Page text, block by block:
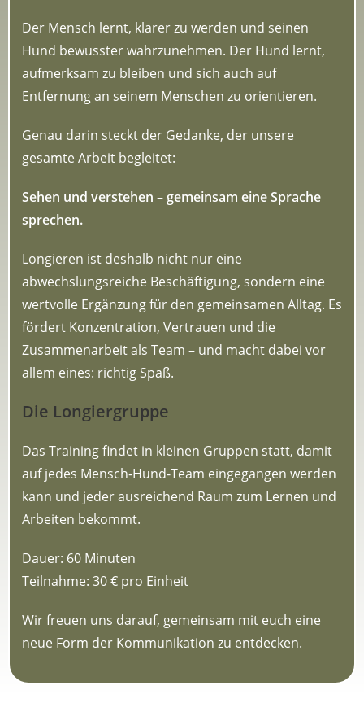
Der Mensch lernt, klarer zu werden und seinen
Hund bewusster wahrzunehmen. Der Hund lernt,
aufmerksam zu bleiben und sich auch auf
Entfernung an seinem Menschen zu orientieren.
Genau darin steckt der Gedanke, der unsere
gesamte Arbeit begleitet:
Sehen und verstehen – gemeinsam eine Sprache
sprechen.
Longieren ist deshalb nicht nur eine
abwechslungsreiche Beschäftigung, sondern eine
wertvolle Ergänzung für den gemeinsamen Alltag. Es
fördert Konzentration, Vertrauen und die
Zusammenarbeit als Team – und macht dabei vor
allem eines: richtig Spaß.
Die Longiergruppe
Das Training findet in kleinen Gruppen statt, damit
auf jedes Mensch-Hund-Team eingegangen werden
kann und jeder ausreichend Raum zum Lernen und
Arbeiten bekommt.
Dauer: 60 Minuten
Teilnahme: 30 € pro Einheit
Wir freuen uns darauf, gemeinsam mit euch eine
neue Form der Kommunikation zu entdecken.